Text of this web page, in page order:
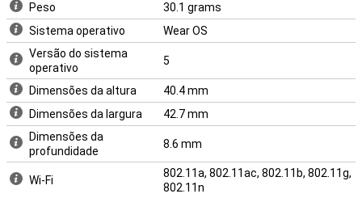
Peso
30.1 grams
Sistema operativo
Wear OS
Versão do sistema
operativo
5
Dimensões da altura
40.4 mm
Dimensões da largura
42.7 mm
Dimensões da
profundidade
8.6 mm
Wi-Fi
802.11a, 802.11ac, 802.11b, 802.11g,
802.11n